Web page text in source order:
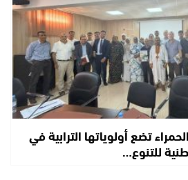
تضع أولوياتها الترابية في
للتنوع…